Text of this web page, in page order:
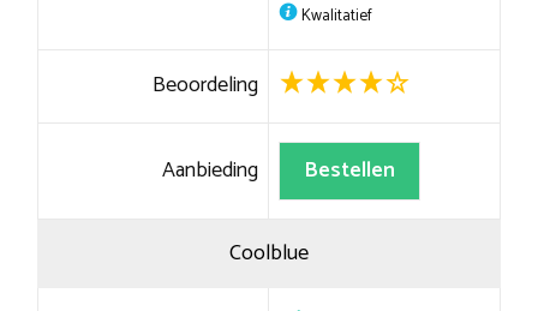
Kwalitatief
Beoordeling
Aanbieding Bestellen
Coolblue